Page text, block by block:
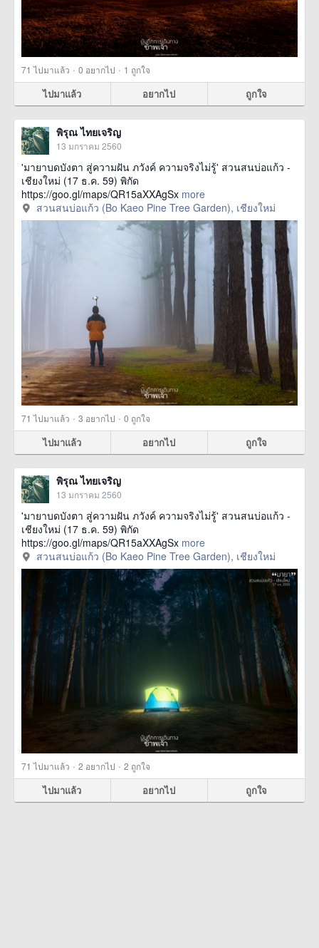
71 ไปมาแล้ว · 0 อยากไป · 1 ถูกใจ
ไปมาแล้ว อยากไป ถูกใจ
พิรุณ ไทยเจริญ
13 มกราคม 2560
'มายาบดบังตา สู่ความฝัน ภวังค์ ความจริงไม่รู้' สวนสนบ่อแก้ว -
เชียงใหม่ (17 ธ.ค. 59) พิกัด
https://goo.gl/maps/QR15aXXAgSx more
สวนสนบ่อแก้ว (Bo Kaeo Pine Tree Garden), เชียงใหม่
71 ไปมาแล้ว · 3 อยากไป · 0 ถูกใจ
ไปมาแล้ว อยากไป ถูกใจ
พิรุณ ไทยเจริญ
13 มกราคม 2560
'มายาบดบังตา สู่ความฝัน ภวังค์ ความจริงไม่รู้' สวนสนบ่อแก้ว -
เชียงใหม่ (17 ธ.ค. 59) พิกัด
https://goo.gl/maps/QR15aXXAgSx more
สวนสนบ่อแก้ว (Bo Kaeo Pine Tree Garden), เชียงใหม่
71 ไปมาแล้ว · 2 อยากไป · 2 ถูกใจ
ไปมาแล้ว อยากไป ถูกใจ